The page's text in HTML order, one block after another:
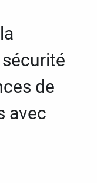
de
avec